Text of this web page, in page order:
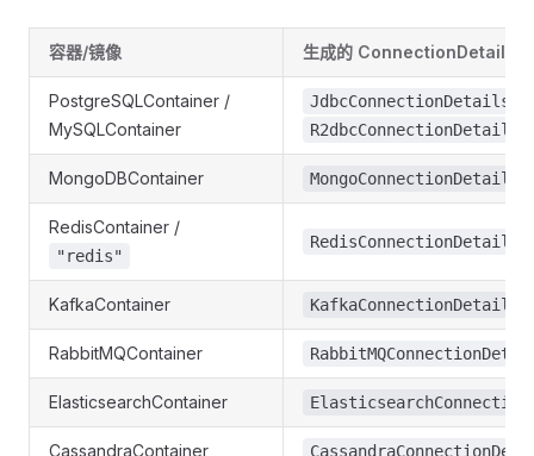
容器/镜像 生成的 ConnectionDetails
PostgreSQLContainer /
MySQLContainer
JdbcConnectionDetails
R2dbcConnectionDetails
MongoDBContainer MongoConnectionDetails
RedisContainer /
"redis"
RedisConnectionDetails
KafkaContainer KafkaConnectionDetails
RabbitMQContainer
ElasticsearchContainer
CassandraContainer